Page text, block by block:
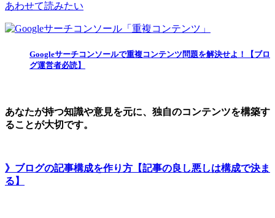
あわせて読みたい
Googleサーチコンソールで重複コンテンツ問題を解決せよ！【ブロ
グ運営者必読】
あなたが持つ知識や意見を元に、独自のコンテンツを構築す
ることが大切です。
》ブログの記事構成を作り方【記事の良し悪しは構成で決ま
る】